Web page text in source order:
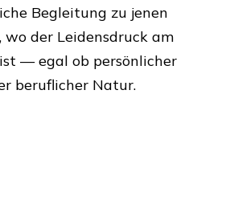
Begleitung zu jenen
wo der Leidensdruck am
— egal ob persönlicher
beruflicher Natur.